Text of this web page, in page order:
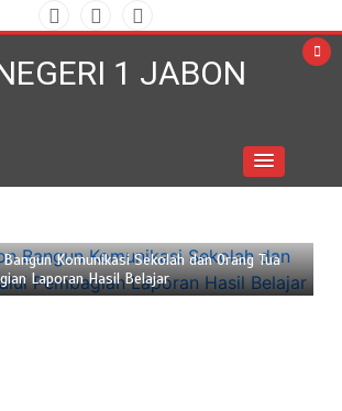
1 JABON
Komunikasi Sekolah dan Orang Tua
Laporan Hasil Belajar